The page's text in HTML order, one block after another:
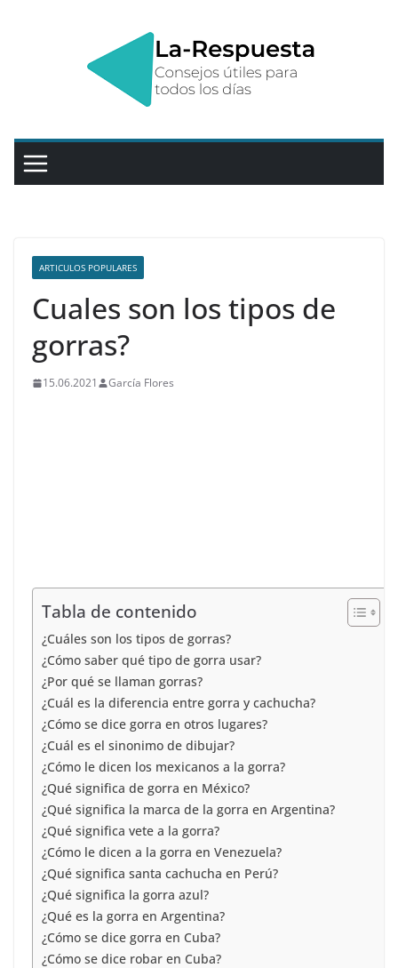
ARTICULOS POPULARES
Cuales son los tipos de
gorras?
15.06.2021 García Flores
Tabla de contenido
¿Cuáles son los tipos de gorras?
¿Cómo saber qué tipo de gorra usar?
¿Por qué se llaman gorras?
¿Cuál es la diferencia entre gorra y cachucha?
¿Cómo se dice gorra en otros lugares?
¿Cuál es el sinonimo de dibujar?
¿Cómo le dicen los mexicanos a la gorra?
¿Qué significa de gorra en México?
¿Qué significa la marca de la gorra en Argentina?
¿Qué significa vete a la gorra?
¿Cómo le dicen a la gorra en Venezuela?
¿Qué significa santa cachucha en Perú?
¿Qué significa la gorra azul?
¿Qué es la gorra en Argentina?
¿Cómo se dice gorra en Cuba?
¿Cómo se dice robar en Cuba?